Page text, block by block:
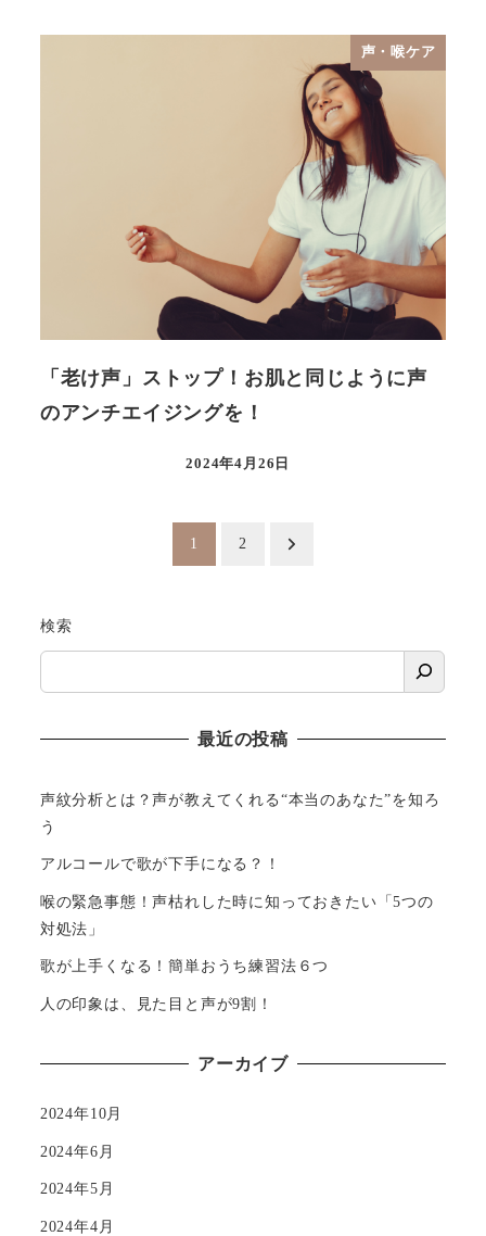
声・喉ケア
「老け声」ストップ！お肌と同じように声
のアンチエイジングを！
2024年4月26日
の
送
り
1 2
検索
最近の投稿
声紋分析とは？声が教えてくれる“本当のあなた”を知ろ
う
アルコールで歌が下手になる？！
喉の緊急事態！声枯れした時に知っておきたい「5つの
対処法」
歌が上手くなる！簡単おうち練習法６つ
人の印象は、見た目と声が9割！
アーカイブ
2024年10月
2024年6月
2024年5月
2024年4月